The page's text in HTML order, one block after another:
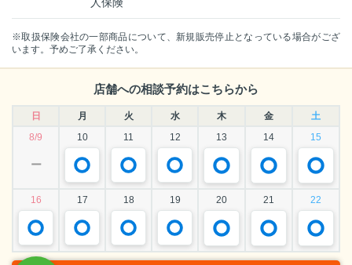
人保険
※取扱保険会社の一部商品について、新規販売停止となっている場合がござ
います。予めご了承ください。
店舗への相談予約はこちらから
日 月 火 水 木 金
土
8/9
10 11 12 13 14 15
ー
16 17 18 19 20 21 22